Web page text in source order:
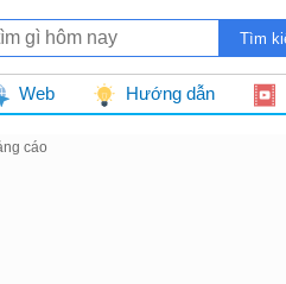
Web Hướng dẫn